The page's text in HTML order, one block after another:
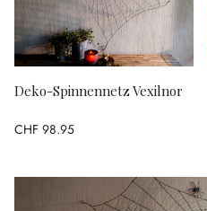
Deko-Spinnennetz Vexilnor
CHF 98.95